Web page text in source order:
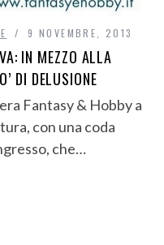
9 NOVEMBRE, 2013
IN MEZZO ALLA
DI DELUSIONE
Fantasy & Hobby a
con una coda
che…